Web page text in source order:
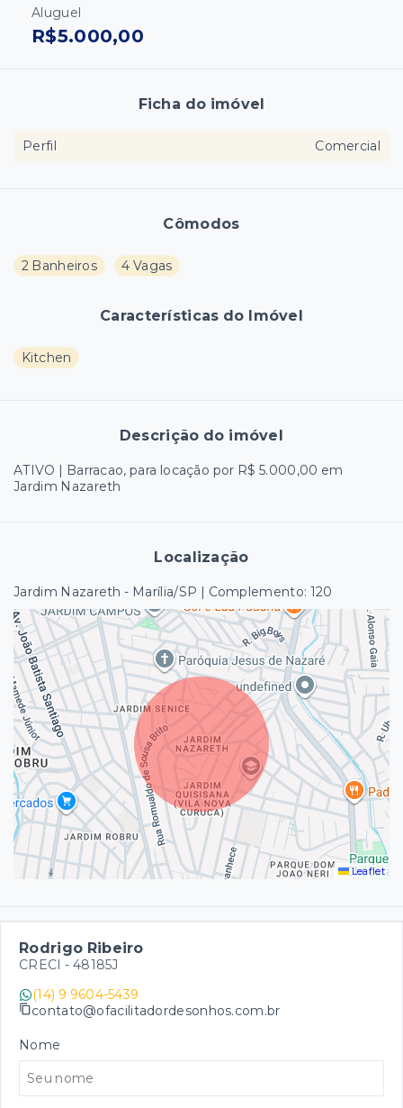
Aluguel
R$5.000,00
Cômodos
2 Banheiros 4 Vagas
Características do Imóvel
Kitchen
Descrição do imóvel
ATIVO | Barracao, para locação por R$ 5.000,00 em
Jardim Nazareth
Localização
Jardim Nazareth - Marília/SP | Complemento: 120
Leaflet
Ficha do imóvel
Perfil Comercial
Rodrigo Ribeiro
CRECI - 48185J
(14) 9 9604-5439
contato@ofacilitadordesonhos.com.br
Nome